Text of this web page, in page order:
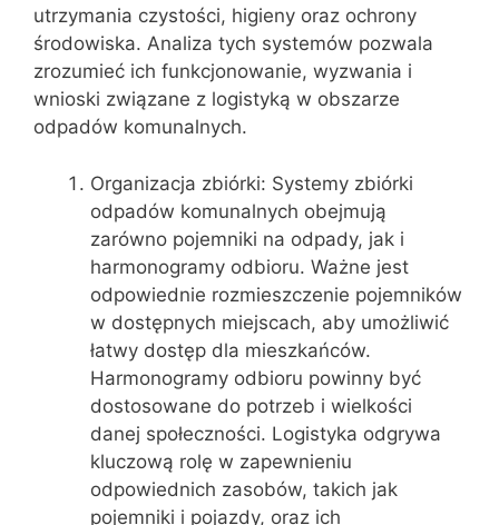
utrzymania czystości, higieny oraz ochrony
środowiska. Analiza tych systemów pozwala
zrozumieć ich funkcjonowanie, wyzwania i
wnioski związane z logistyką w obszarze
odpadów komunalnych.
Organizacja zbiórki: Systemy zbiórki
odpadów komunalnych obejmują
zarówno pojemniki na odpady, jak i
harmonogramy odbioru. Ważne jest
odpowiednie rozmieszczenie pojemników
w dostępnych miejscach, aby umożliwić
łatwy dostęp dla mieszkańców.
Harmonogramy odbioru powinny być
dostosowane do potrzeb i wielkości
danej społeczności. Logistyka odgrywa
kluczową rolę w zapewnieniu
odpowiednich zasobów, takich jak
pojemniki i pojazdy, oraz ich